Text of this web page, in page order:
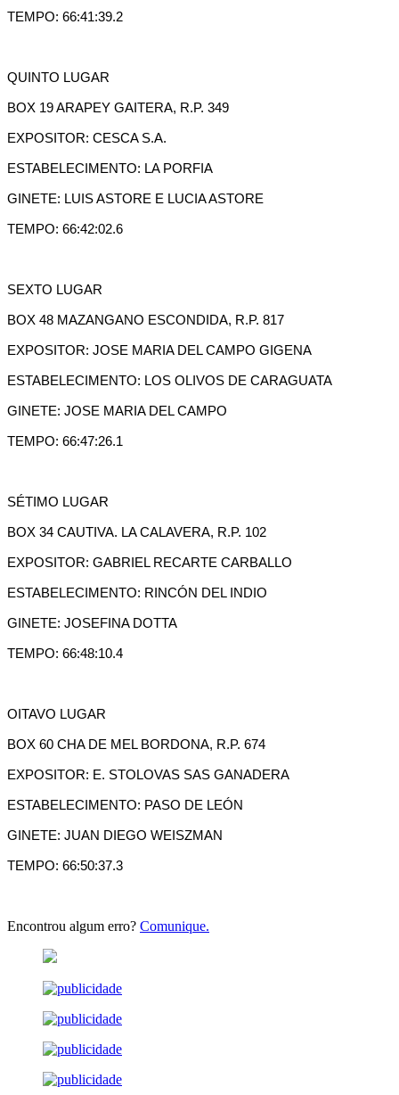
TEMPO: 66:41:39.2
QUINTO LUGAR
BOX 19 ARAPEY GAITERA, R.P. 349
EXPOSITOR: CESCA S.A.
ESTABELECIMENTO: LA PORFIA
GINETE: LUIS ASTORE E LUCIA ASTORE
TEMPO: 66:42:02.6
SEXTO LUGAR
BOX 48 MAZANGANO ESCONDIDA, R.P. 817
EXPOSITOR: JOSE MARIA DEL CAMPO GIGENA
ESTABELECIMENTO: LOS OLIVOS DE CARAGUATA
GINETE: JOSE MARIA DEL CAMPO
TEMPO: 66:47:26.1
SÉTIMO LUGAR
BOX 34 CAUTIVA. LA CALAVERA, R.P. 102
EXPOSITOR: GABRIEL RECARTE CARBALLO
ESTABELECIMENTO: RINCÓN DEL INDIO
GINETE: JOSEFINA DOTTA
TEMPO: 66:48:10.4
OITAVO LUGAR
BOX 60 CHA DE MEL BORDONA, R.P. 674
EXPOSITOR: E. STOLOVAS SAS GANADERA
ESTABELECIMENTO: PASO DE LEÓN
GINETE: JUAN DIEGO WEISZMAN
TEMPO: 66:50:37.3
Encontrou algum erro? Comunique.